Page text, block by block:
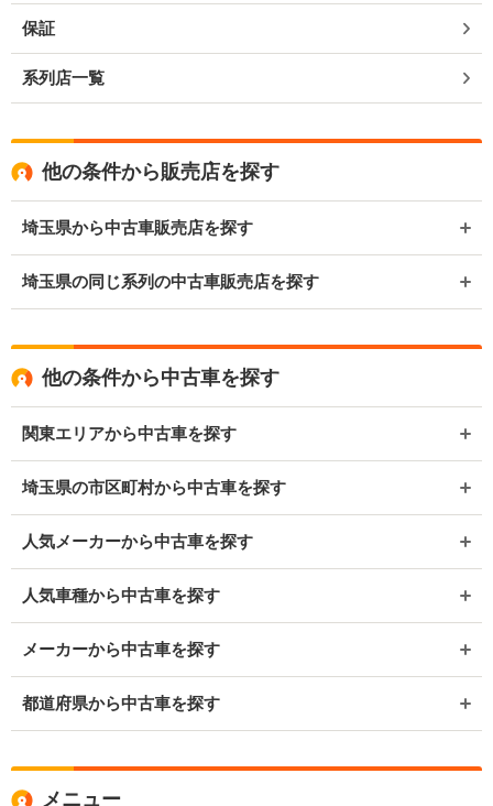
保証
系列店一覧
他の条件から販売店を探す
埼玉県から中古車販売店を探す
埼玉県の同じ系列の中古車販売店を探す
他の条件から中古車を探す
関東エリアから中古車を探す
埼玉県の市区町村から中古車を探す
人気メーカーから中古車を探す
人気車種から中古車を探す
メーカーから中古車を探す
都道府県から中古車を探す
メニュー